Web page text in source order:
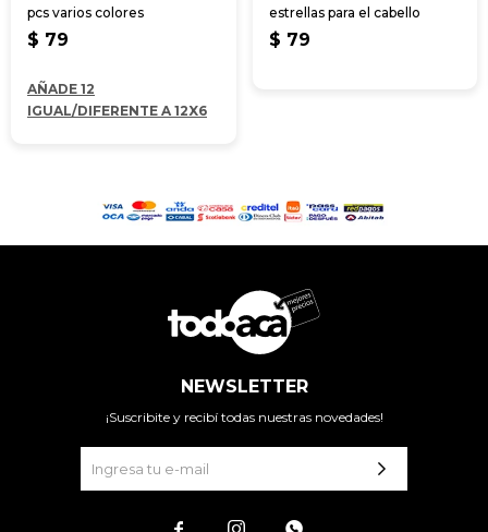
pcs varios colores
$ 79
AÑADE 12
IGUAL/DIFERENTE A 12X6
estrellas para el cabello
$ 79
NEWSLETTER
¡Suscribite y recibí todas nuestras novedades!
  